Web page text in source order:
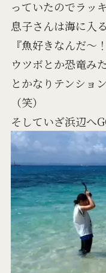
っていたのでラッ
息子さんは海に入
『魚好きなんだ～
ウツボとか恐竜み
とかなりテンショ
（笑）
そしていざ浜辺へ